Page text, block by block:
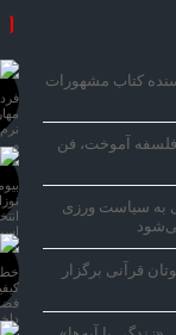
کتاب مشهورات
آموخت، فن
به سیاست ورزی
قرآنی برگزار